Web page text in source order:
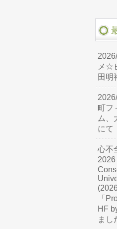
メ☆
田明
町フ
ム、
にて
心不
「
HF
まし